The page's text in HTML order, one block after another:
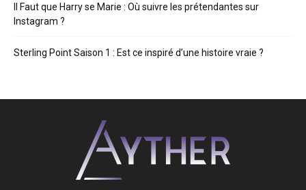
Il Faut que Harry se Marie : Où suivre les prétendantes sur
Instagram ?
Sterling Point Saison 1 : Est ce inspiré d’une histoire vraie ?